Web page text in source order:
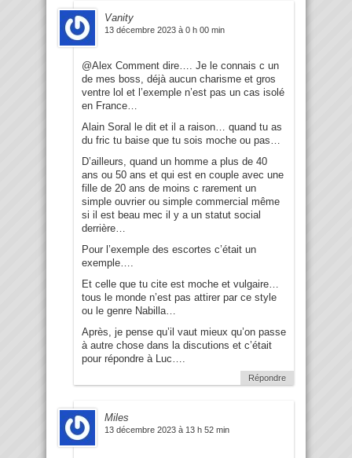
Vanity
13 décembre 2023 à 0 h 00 min
@Alex Comment dire…. Je le connais c un
de mes boss, déjà aucun charisme et gros
ventre lol et l’exemple n’est pas un cas isolé
en France…
Alain Soral le dit et il a raison… quand tu as
du fric tu baise que tu sois moche ou pas…
D’ailleurs, quand un homme a plus de 40
ans ou 50 ans et qui est en couple avec une
fille de 20 ans de moins c rarement un
simple ouvrier ou simple commercial même
si il est beau mec il y a un statut social
derrière…
Pour l’exemple des escortes c’était un
exemple….
Et celle que tu cite est moche et vulgaire…
tous le monde n’est pas attirer par ce style
ou le genre Nabilla…
Après, je pense qu’il vaut mieux qu’on passe
à autre chose dans la discutions et c’était
pour répondre à Luc….
Répondre
Miles
13 décembre 2023 à 13 h 52 min